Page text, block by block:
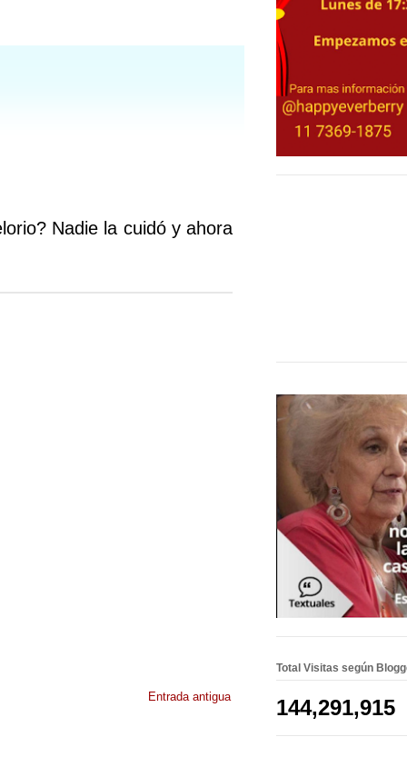
Nadie la cuidó y ahora
Entrada antigua
Total Visitas según
144,291,915